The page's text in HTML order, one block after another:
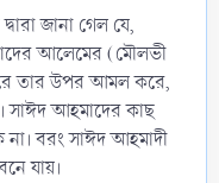
জানা গেল যে,
আলেমের (মৌলভী
তার উপর আমল করে,
সাঈদ আহমাদের কাছ
না। বরং সাঈদ আহমাদী
যায়।